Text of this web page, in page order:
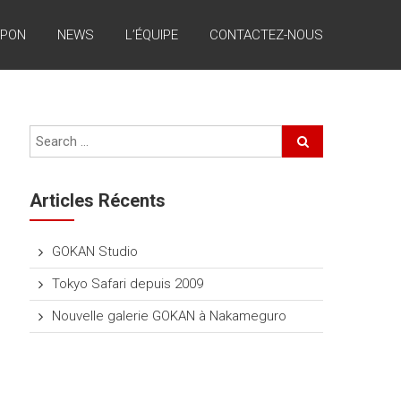
NEWS L’ÉQUIPE CONTACTEZ-NOUS
Articles Récents
GOKAN Studio
Tokyo Safari depuis 2009
Nouvelle galerie GOKAN à Nakameguro